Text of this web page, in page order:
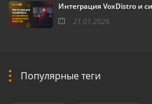
Интеграция VoxDistro и
21.01.2026
Популярные теги